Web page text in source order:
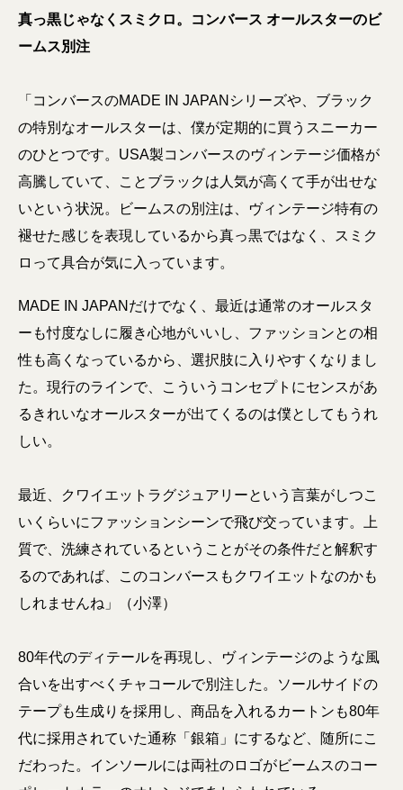
真っ黒じゃなくスミクロ。コンバース オールスターのビ
ームス別注
「コンバースのMADE IN JAPANシリーズや、ブラック
の特別なオールスターは、僕が定期的に買うスニーカー
のひとつです。USA製コンバースのヴィンテージ価格が
高騰していて、ことブラックは人気が高くて手が出せな
いという状況。ビームスの別注は、ヴィンテージ特有の
褪せた感じを表現しているから真っ黒ではなく、スミク
ロって具合が気に入っています。
MADE IN JAPANだけでなく、最近は通常のオールスタ
ーも忖度なしに履き心地がいいし、ファッションとの相
性も高くなっているから、選択肢に入りやすくなりまし
た。現行のラインで、こういうコンセプトにセンスがあ
るきれいなオールスターが出てくるのは僕としてもうれ
しい。
最近、クワイエットラグジュアリーという言葉がしつこ
いくらいにファッションシーンで飛び交っています。上
質で、洗練されているということがその条件だと解釈す
るのであれば、このコンバースもクワイエットなのかも
しれませんね」（小澤）
80年代のディテールを再現し、ヴィンテージのような風
合いを出すべくチャコールで別注した。ソールサイドの
テープも生成りを採用し、商品を入れるカートンも80年
代に採用されていた通称「銀箱」にするなど、随所にこ
だわった。インソールには両社のロゴがビームスのコー